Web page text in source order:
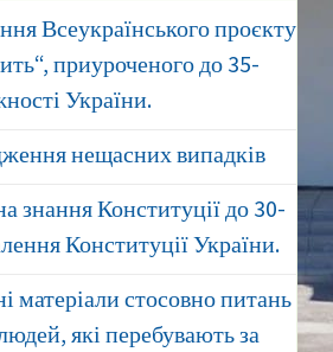
Всеукраїнського проєкту
приуроченого до 35-
України.
нещасних випадків
знання Конституції до 30-
Конституції України.
матеріали стосовно питань
які перебувають за